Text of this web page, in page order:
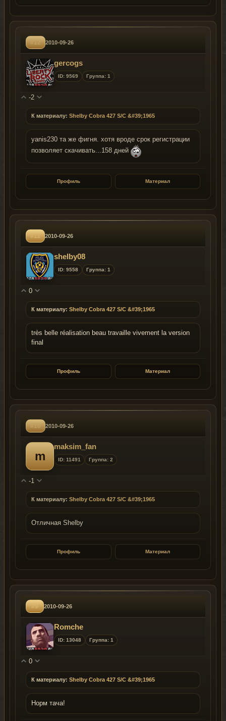
#12 2010-09-26
gercogs
ID: 9569 Группа: 1
-2
К материалу: Shelby Cobra 427 S/C &#39;1965
yanis230 та же фигня. хотя вроде срок регистрации
позволяет скачивать...158 дней
Профиль Материал
#11 2010-09-26
shelby08
ID: 9558 Группа: 1
0
К материалу: Shelby Cobra 427 S/C &#39;1965
très belle réalisation beau travaille vivement la version
final
Профиль Материал
#10 2010-09-26
m
maksim_fan
ID: 11491 Группа: 2
-1
К материалу: Shelby Cobra 427 S/C &#39;1965
Отличная Shelby
Профиль Материал
#9 2010-09-26
Romche
ID: 13048 Группа: 1
0
К материалу: Shelby Cobra 427 S/C &#39;1965
Норм тача!